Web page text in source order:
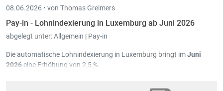
08.06.2026 • von Thomas Greimers
Pay-in - Lohnindexierung in Luxemburg ab Juni 2026
abgelegt unter:Allgemein | Pay-in
Die automatische Lohnindexierung in Luxemburg bringt imJuni
2026eine Erhöhung von 2,5 %.